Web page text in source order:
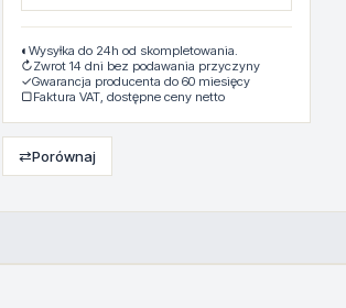
◐ Wysyłka do 24h od skompletowania.
↻Zwrot 14 dni bez podawania przyczyny
✓Gwarancja producenta do 60 miesięcy
▢Faktura VAT, dostępne ceny netto
⇄Porównaj